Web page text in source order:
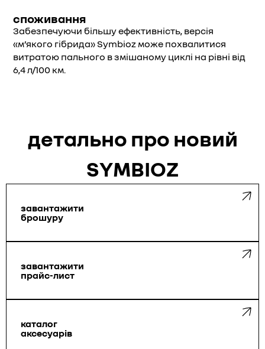
споживання
Забезпечуючи більшу ефективність, версія
«м’якого гібрида» Symbioz може похвалитися
витратою пального в змішаному циклі на рівні від
6,4 л/100 км.
детально про новий
SYMBIOZ
завантажити
брошуру
завантажити
прайс-лист
каталог
аксесуарів